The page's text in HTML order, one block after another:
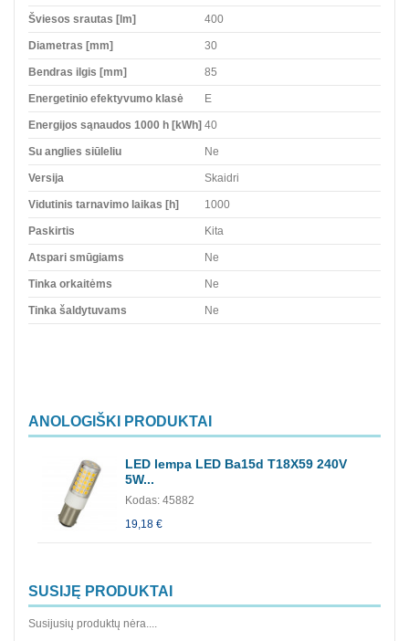
Šviesos srautas [lm] 400
Diametras [mm] 30
Bendras ilgis [mm] 85
Energetinio efektyvumo klasė E
Energijos sąnaudos 1000 h [kWh] 40
Su anglies siūleliu Ne
Versija Skaidri
Vidutinis tarnavimo laikas [h] 1000
Paskirtis Kita
Atspari smūgiams Ne
Tinka orkaitėms Ne
Tinka šaldytuvams Ne
ANOLOGIŠKI PRODUKTAI
LED lempa LED Ba15d T18X59 240V
5W...
Kodas: 45882
19,18 €
SUSIJĘ PRODUKTAI
Susijusių produktų nėra....